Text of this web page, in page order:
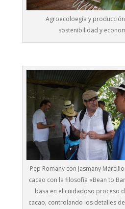
Agroecoloegía y
sostenibilidad y
Pep Romany con Jasmany
cacao con la filosofía «Bean to
basa en el cuidadoso proceso
cacao, controlando los detalles